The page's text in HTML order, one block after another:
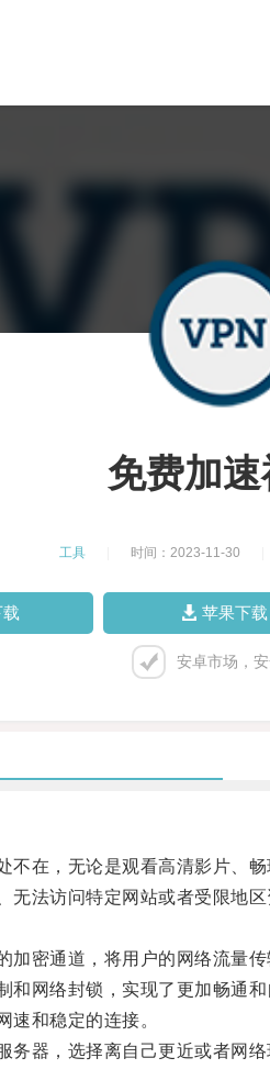
免费加
工具 时间：2023-11-30
苹果下载
安卓市场，
，无论是观看高清影片、畅
法访问特定网站或者受限地区
通道，将用户的网络流量传
网络封锁，实现了更加畅通和
和稳定的连接。
，选择离自己更近或者网络